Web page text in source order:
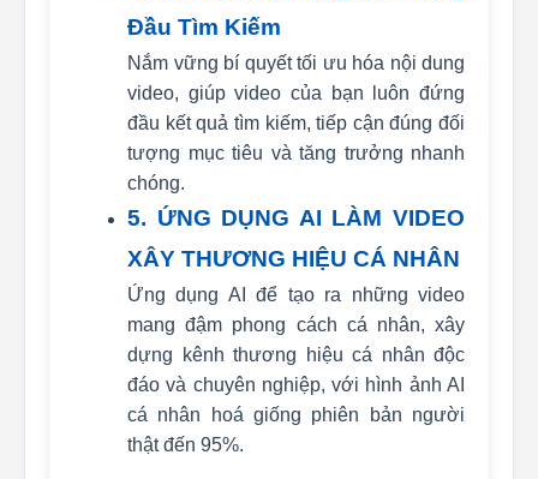
Đầu Tìm Kiếm
Nắm vững bí quyết tối ưu hóa nội dung
video, giúp video của bạn luôn đứng
đầu kết quả tìm kiếm, tiếp cận đúng đối
tượng mục tiêu và tăng trưởng nhanh
chóng.
5. ỨNG DỤNG AI LÀM VIDEO
XÂY THƯƠNG HIỆU CÁ NHÂN
Ứng dụng AI để tạo ra những video
mang đậm phong cách cá nhân, xây
dựng kênh thương hiệu cá nhân độc
đáo và chuyên nghiệp, với hình ảnh AI
cá nhân hoá giống phiên bản người
thật đến 95%.